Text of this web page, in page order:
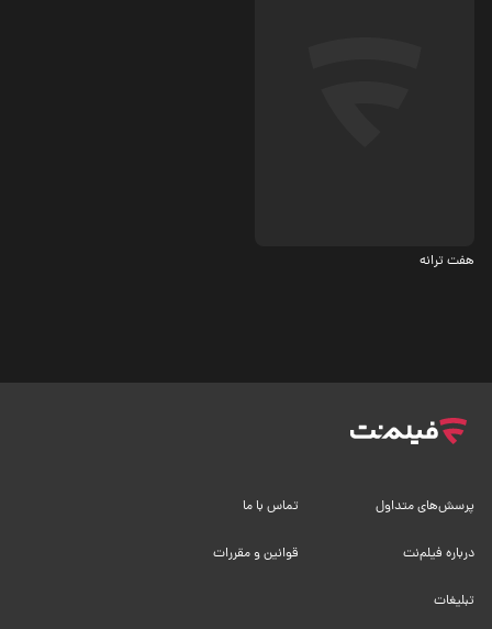
هفت ترانه
پرسش‌های متداول تماس با ما
درباره فیلم‌نت قوانین و مقررات
تبلیغات